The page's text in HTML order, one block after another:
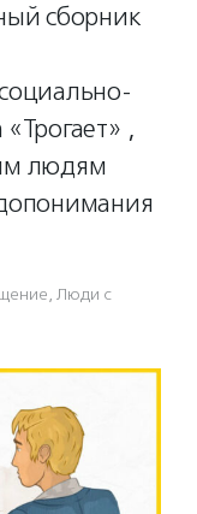
сборник
,
людям
, Люди с